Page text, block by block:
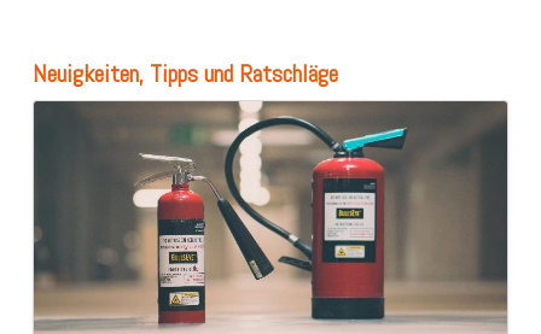
Neuigkeiten, Tipps und Ratschläge